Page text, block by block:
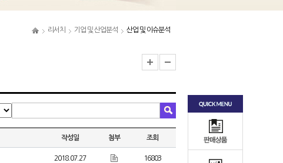
리서치 기업 및 산업분석 산업 및 이슈분석
작성일 첨부 조회
2018.07.27 16803